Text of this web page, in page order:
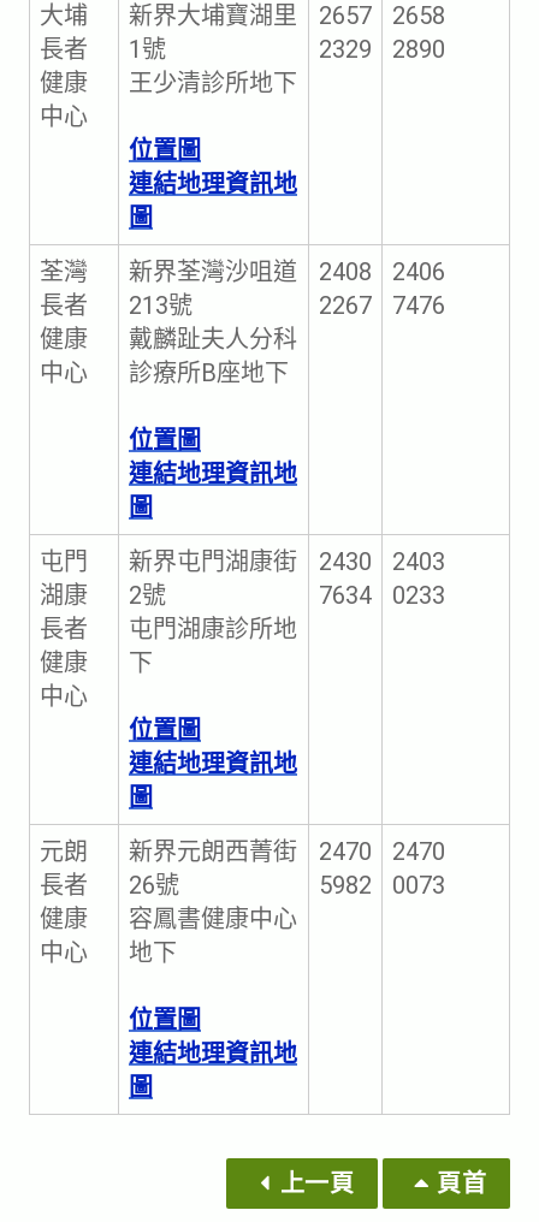
大埔
長者
健康
中心
新界大埔寶湖里
1號
王少清診所地下
位置圖
連結地理資訊地
圖
2657
2329
2658
2890
荃灣
長者
健康
中心
新界荃灣沙咀道
213號
戴麟趾夫人分科
診療所B座地下
位置圖
連結地理資訊地
圖
2408
2267
2406
7476
屯門
湖康
長者
健康
中心
新界屯門湖康街
2號
屯門湖康診所地
下
位置圖
連結地理資訊地
圖
2430
7634
2403
0233
元朗
長者
健康
中心
新界元朗西菁街
26號
容鳳書健康中心
地下
位置圖
連結地理資訊地
圖
2470
5982
2470
0073
上一頁 頁首